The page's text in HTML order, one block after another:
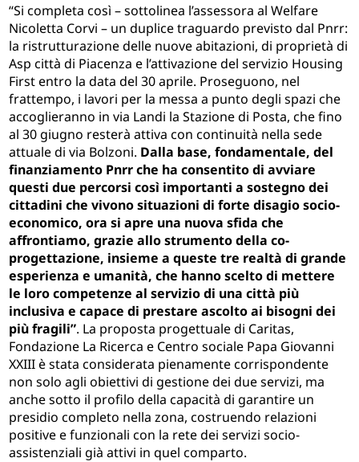
“Si completa così – sottolinea l’assessora al Welfare
Nicoletta Corvi – un duplice traguardo previsto dal Pnrr:
la ristrutturazione delle nuove abitazioni, di proprietà di
Asp città di Piacenza e l’attivazione del servizio Housing
First entro la data del 30 aprile. Proseguono, nel
frattempo, i lavori per la messa a punto degli spazi che
accoglieranno in via Landi la Stazione di Posta, che fino
al 30 giugno resterà attiva con continuità nella sede
attuale di via Bolzoni. Dalla base, fondamentale, del
finanziamento Pnrr che ha consentito di avviare
questi due percorsi così importanti a sostegno dei
cittadini che vivono situazioni di forte disagio socio-
economico, ora si apre una nuova sfida che
affrontiamo, grazie allo strumento della co-
progettazione, insieme a queste tre realtà di grande
esperienza e umanità, che hanno scelto di mettere
le loro competenze al servizio di una città più
inclusiva e capace di prestare ascolto ai bisogni dei
più fragili”. La proposta progettuale di Caritas,
Fondazione La Ricerca e Centro sociale Papa Giovanni
XXIII è stata considerata pienamente corrispondente
non solo agli obiettivi di gestione dei due servizi, ma
anche sotto il profilo della capacità di garantire un
presidio completo nella zona, costruendo relazioni
positive e funzionali con la rete dei servizi socio-
assistenziali già attivi in quel comparto.